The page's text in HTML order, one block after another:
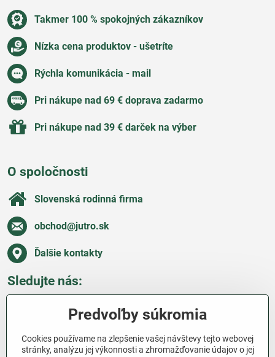
Takmer 100 % spokojných zákazníkov
Nízka cena produktov - ušetríte
Rýchla komunikácia - mail
Pri nákupe nad 69 € doprava zadarmo
Pri nákupe nad 39 € darček na výber
O spoločnosti
Slovenská rodinná firma
obchod​@jutro​.sk
Ďalšie kontakty
Sledujte nás:
Všetko o nákupe
Predvoľby súkromia
Cookies používame na zlepšenie vašej návštevy tejto webovej
stránky, analýzu jej výkonnosti a zhromažďovanie údajov o jej